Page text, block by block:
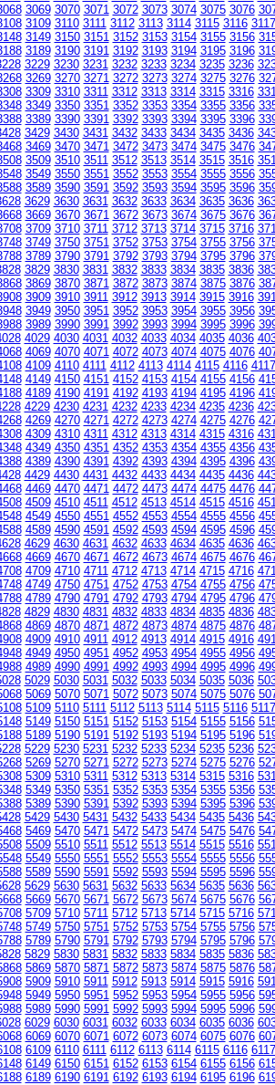
3069 3070 3071 3072 3073 3074 3075 3076
3109 3110 3111 3112 3113 3114 3115 3116 3117
3149 3150 3151 3152 3153 3154 3155 3156
3189 3190 3191 3192 3193 3194 3195 3196
3229 3230 3231 3232 3233 3234 3235 3236
3269 3270 3271 3272 3273 3274 3275 3276
3309 3310 3311 3312 3313 3314 3315 3316
3349 3350 3351 3352 3353 3354 3355 3356
3389 3390 3391 3392 3393 3394 3395 3396
3429 3430 3431 3432 3433 3434 3435 3436
3469 3470 3471 3472 3473 3474 3475 3476
3509 3510 3511 3512 3513 3514 3515 3516
3549 3550 3551 3552 3553 3554 3555 3556
3589 3590 3591 3592 3593 3594 3595 3596
3629 3630 3631 3632 3633 3634 3635 3636
3669 3670 3671 3672 3673 3674 3675 3676
3709 3710 3711 3712 3713 3714 3715 3716
3749 3750 3751 3752 3753 3754 3755 3756
3789 3790 3791 3792 3793 3794 3795 3796
3829 3830 3831 3832 3833 3834 3835 3836
3869 3870 3871 3872 3873 3874 3875 3876
3909 3910 3911 3912 3913 3914 3915 3916
3949 3950 3951 3952 3953 3954 3955 3956
3989 3990 3991 3992 3993 3994 3995 3996
4029 4030 4031 4032 4033 4034 4035 4036
4069 4070 4071 4072 4073 4074 4075 4076
4109 4110 4111 4112 4113 4114 4115 4116 4117
4149 4150 4151 4152 4153 4154 4155 4156
4189 4190 4191 4192 4193 4194 4195 4196
4229 4230 4231 4232 4233 4234 4235 4236
4269 4270 4271 4272 4273 4274 4275 4276
4309 4310 4311 4312 4313 4314 4315 4316
4349 4350 4351 4352 4353 4354 4355 4356
4389 4390 4391 4392 4393 4394 4395 4396
4429 4430 4431 4432 4433 4434 4435 4436
4469 4470 4471 4472 4473 4474 4475 4476
4509 4510 4511 4512 4513 4514 4515 4516
4549 4550 4551 4552 4553 4554 4555 4556
4589 4590 4591 4592 4593 4594 4595 4596
4629 4630 4631 4632 4633 4634 4635 4636
4669 4670 4671 4672 4673 4674 4675 4676
4709 4710 4711 4712 4713 4714 4715 4716
4749 4750 4751 4752 4753 4754 4755 4756
4789 4790 4791 4792 4793 4794 4795 4796
4829 4830 4831 4832 4833 4834 4835 4836
4869 4870 4871 4872 4873 4874 4875 4876
4909 4910 4911 4912 4913 4914 4915 4916
4949 4950 4951 4952 4953 4954 4955 4956
4989 4990 4991 4992 4993 4994 4995 4996
5029 5030 5031 5032 5033 5034 5035 5036
5069 5070 5071 5072 5073 5074 5075 5076
5109 5110 5111 5112 5113 5114 5115 5116 5117
5149 5150 5151 5152 5153 5154 5155 5156
5189 5190 5191 5192 5193 5194 5195 5196
5229 5230 5231 5232 5233 5234 5235 5236
5269 5270 5271 5272 5273 5274 5275 5276
5309 5310 5311 5312 5313 5314 5315 5316
5349 5350 5351 5352 5353 5354 5355 5356
5389 5390 5391 5392 5393 5394 5395 5396
5429 5430 5431 5432 5433 5434 5435 5436
5469 5470 5471 5472 5473 5474 5475 5476
5509 5510 5511 5512 5513 5514 5515 5516
5549 5550 5551 5552 5553 5554 5555 5556
5589 5590 5591 5592 5593 5594 5595 5596
5629 5630 5631 5632 5633 5634 5635 5636
5669 5670 5671 5672 5673 5674 5675 5676
5709 5710 5711 5712 5713 5714 5715 5716
5749 5750 5751 5752 5753 5754 5755 5756
5789 5790 5791 5792 5793 5794 5795 5796
5829 5830 5831 5832 5833 5834 5835 5836
5869 5870 5871 5872 5873 5874 5875 5876
5909 5910 5911 5912 5913 5914 5915 5916
5949 5950 5951 5952 5953 5954 5955 5956
5989 5990 5991 5992 5993 5994 5995 5996
6029 6030 6031 6032 6033 6034 6035 6036
6069 6070 6071 6072 6073 6074 6075 6076
6109 6110 6111 6112 6113 6114 6115 6116 6117
6149 6150 6151 6152 6153 6154 6155 6156
6189 6190 6191 6192 6193 6194 6195 6196